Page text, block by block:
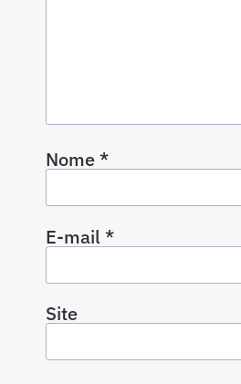
Nome*
E-mail*
Site